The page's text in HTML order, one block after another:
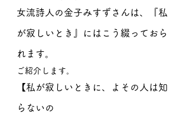
女流詩人の金子みすずさんは、『私
が寂しいとき』にはこう綴っておら
れます。
ご紹介します。
【私が寂しいときに、よその人は知
らないの